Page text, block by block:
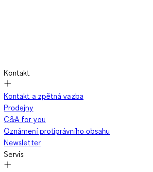
Kontakt
Kontakt a zpětná vazba
Prodejny
C&A for you
Oznámení protiprávního obsahu
Newsletter
Servis